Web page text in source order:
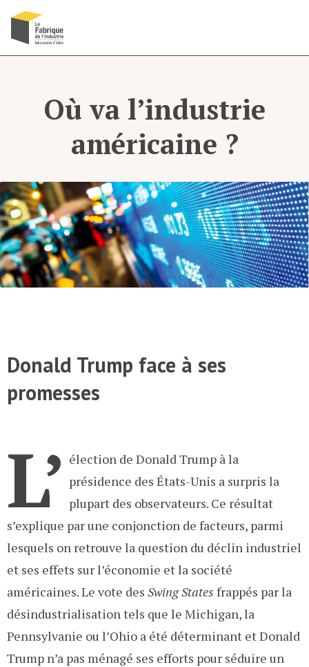
Où va l’industrie
américaine ?
Donald Trump face à ses
promesses
L’ élection de Donald Trump à la
présidence des États-Unis a surpris la
plupart des observateurs. Ce résultat
s’explique par une conjonction de facteurs, parmi
lesquels on retrouve la question du déclin industriel
et ses effets sur l’économie et la société
américaines. Le vote des Swing States frappés par la
désindustrialisation tels que le Michigan, la
Pennsylvanie ou l’Ohio a été déterminant et Donald
Trump n’a pas ménagé ses efforts pour séduire un